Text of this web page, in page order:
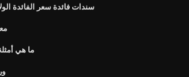
سندات فائدة سعر الفائدة
ما هي